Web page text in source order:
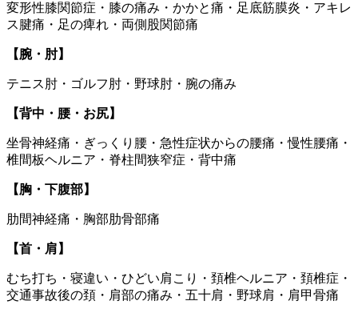
変形性膝関節症・膝の痛み・かかと痛・足底筋膜炎・アキレ
ス腱痛・足の痺れ・両側股関節痛
【腕・肘】
テニス肘・ゴルフ肘・野球肘・腕の痛み
【背中・腰・お尻】
坐骨神経痛・ぎっくり腰・急性症状からの腰痛・慢性腰痛・
椎間板ヘルニア・脊柱間狭窄症・背中痛
【胸・下腹部】
肋間神経痛・胸部肋骨部痛
【首・肩】
むち打ち・寝違い・ひどい肩こり・頚椎ヘルニア・頚椎症・
交通事故後の頚・肩部の痛み・五十肩・野球肩・肩甲骨痛